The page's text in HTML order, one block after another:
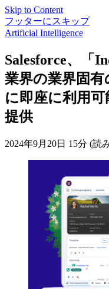
Skip to Content
フッターにスキップ
Artificial Intelligence
Salesforce、「
業界の業界固
に即座に利用
提供
2024年9月20日 15分 (読